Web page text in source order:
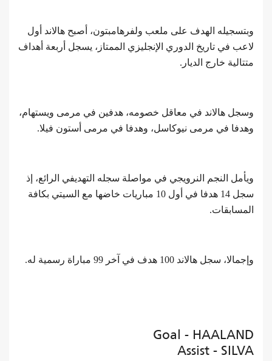
وبتسجيله الهدف على ملعب ولفرهامبتون، أصبح هالاند أول
لاعب في تاريخ الدوري الإنجليزي الممتاز، يسجل أربعة أهداف
متتالية خارج الديار.
وسجل هالاند في معاقل خصومه، هدفين في مرمى ويستهام،
وهدفا في مرمى نيوكاسل، وهدفا في مرمى أستون فيلا.
ويأمل النجم النرويجي في مواصلة سجله التهديفي الرائع، إذ
سجل 14 هدفا في أول 10 مباريات خاضها مع السيتي بكافة
المسابقات.
وإجمالا، سجل هالاند 100 هدف في آخر 99 مباراة رسمية له.
Goal - HAALAND
Assist - SILVA